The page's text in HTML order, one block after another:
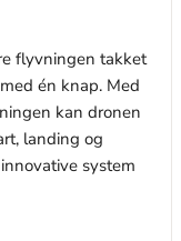
flyvningen takket
én knap. Med
kan dronen
landing og
system